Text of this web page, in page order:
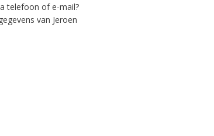
telefoon of e-mail?
van Jeroen